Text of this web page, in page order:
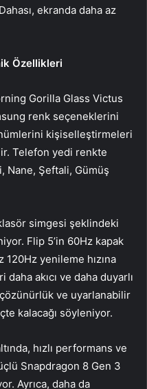
ekranda daha az
Özellikleri
Gorilla Glass Victus
renk seçeneklerini
kişiselleştirmeleri
Telefon yedi renkte
Nane, Şeftali, Gümüş
simgesi şeklindeki
Flip 5’in 60Hz kapak
120Hz yenileme hızına
akıcı ve daha duyarlı
ve uyarlanabilir
kalacağı söyleniyor.
hızlı performans ve
Snapdragon 8 Gen 3
Ayrıca, daha da